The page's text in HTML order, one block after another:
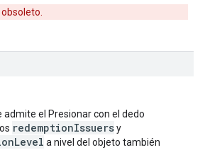
admite el Presionar con el dedo
redemptionIssuersy
a nivel del objeto también